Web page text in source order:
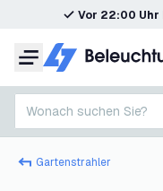
Vor 22:00
Menü
Wonach suchen Sie?
Gartenstrahler